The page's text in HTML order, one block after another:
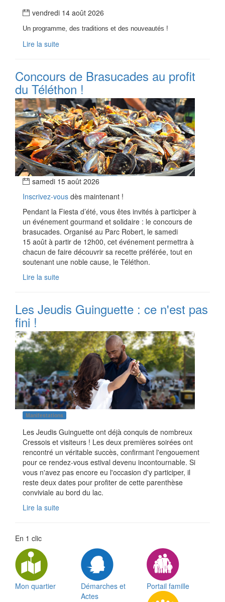
vendredi 14 août 2026
Un programme, des traditions et des nouveautés !
Lire la suite
Concours de Brasucades au profit
du Téléthon !
samedi 15 août 2026
Inscrivez-vous dès maintenant !
Pendant la Fiesta d’été, vous êtes invités à participer à
un événement gourmand et solidaire : le concours de
brasucades. Organisé au Parc Robert, le samedi
15 août à partir de 12h00, cet événement permettra à
chacun de faire découvrir sa recette préférée, tout en
soutenant une noble cause, le Téléthon.
Lire la suite
Les Jeudis Guinguette : ce n'est pas
fini !
Manifestations
Les Jeudis Guinguette ont déjà conquis de nombreux
Cressois et visiteurs ! Les deux premières soirées ont
rencontré un véritable succès, confirmant l'engouement
pour ce rendez-vous estival devenu incontournable. Si
vous n'avez pas encore eu l'occasion d'y participer, il
reste deux dates pour profiter de cette parenthèse
conviviale au bord du lac.
Lire la suite
En 1 clic
Mon quartier
Démarches et
Actes
Portail famille